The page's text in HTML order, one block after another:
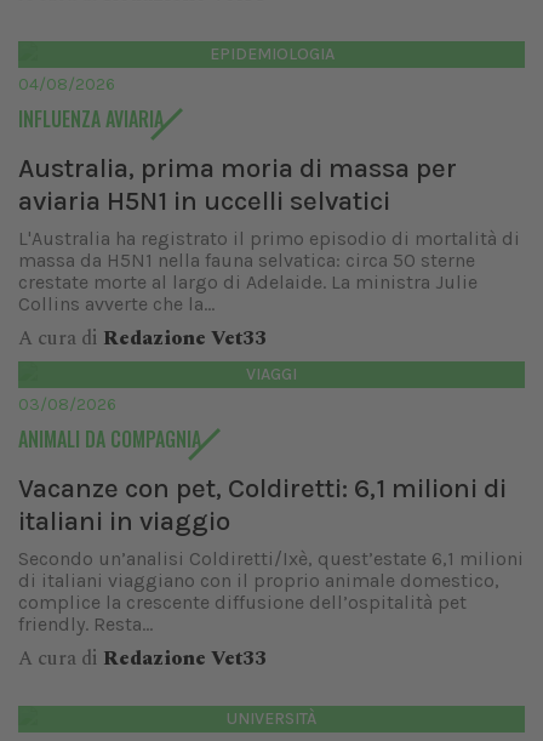
EPIDEMIOLOGIA
04/08/2026
INFLUENZA AVIARIA
Australia, prima moria di massa per
aviaria H5N1 in uccelli selvatici
L'Australia ha registrato il primo episodio di mortalità di
massa da H5N1 nella fauna selvatica: circa 50 sterne
crestate morte al largo di Adelaide. La ministra Julie
Collins avverte che la...
A cura di Redazione Vet33
VIAGGI
03/08/2026
ANIMALI DA COMPAGNIA
Vacanze con pet, Coldiretti: 6,1 milioni di
italiani in viaggio
Secondo un’analisi Coldiretti/Ixè, quest’estate 6,1 milioni
di italiani viaggiano con il proprio animale domestico,
complice la crescente diffusione dell’ospitalità pet
friendly. Resta...
A cura di Redazione Vet33
UNIVERSITÀ